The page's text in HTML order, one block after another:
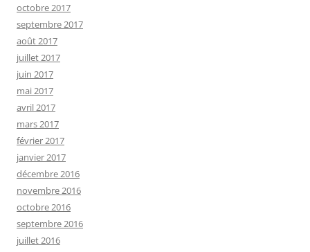
octobre 2017
septembre 2017
août 2017
juillet 2017
juin 2017
mai 2017
avril 2017
mars 2017
février 2017
janvier 2017
décembre 2016
novembre 2016
octobre 2016
septembre 2016
juillet 2016